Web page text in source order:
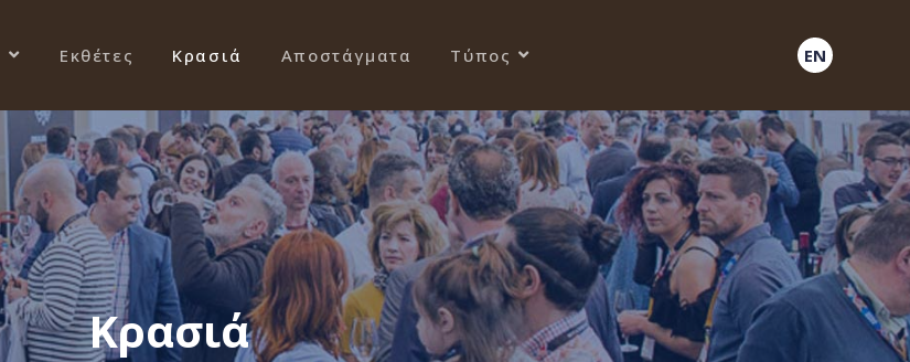
Εκθέτες Κρασιά Αποστάγματα Τύπος EN
Κρασιά